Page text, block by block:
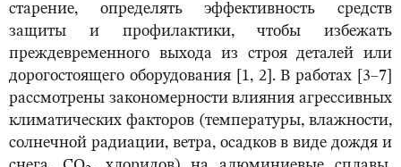
старение, определять эффективность средств
защиты и профилактики, чтобы избежать
преждевременного выхода из строя деталей или
дорогостоящего оборудования [1, 2]. В работах [3–7]
рассмотрены закономерности влияния агрессивных
климатических факторов (температуры, влажности,
солнечной радиации, ветра, осадков в виде дождя и